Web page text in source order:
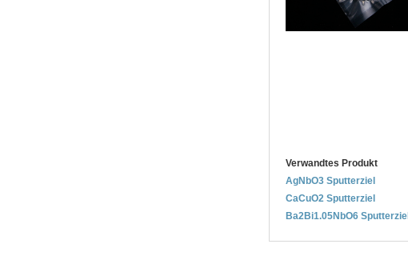
Verwandtes Produkt
AgNbO3 Sputterziel
CaCuO2 Sputterziel
Ba2Bi1.05NbO6 Sputterziel